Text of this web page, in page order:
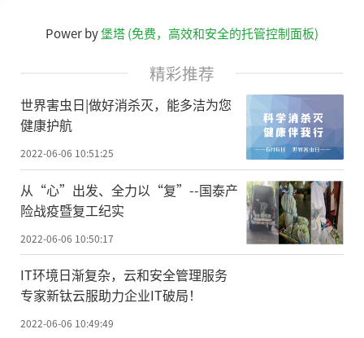
Power by堡塔 (免费，高效和安全的托管控制面板)
精彩推荐
世界害虫日|做好消杀灭，能多洁为您
健康护航
2022-06-06 10:51:25
从“心”出发、全力以“复”--国泰产
险战疫暨复工纪实
2022-06-06 10:50:17
IT环境日渐复杂，云和安全管理服务
专家新钛云服助力企业IT破局！
2022-06-06 10:49:49